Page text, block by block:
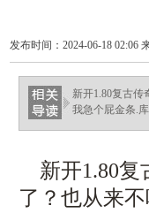
发布时间：2024-06-18 02:06
新开1.80复古
我急个屁金条.
新开1.80复
了？也从来